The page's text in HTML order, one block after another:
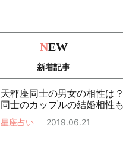
NEW
新着記事
天秤座同士の男女の相性は
同士のカップルの結婚相性も
星座占い 2019.06.21